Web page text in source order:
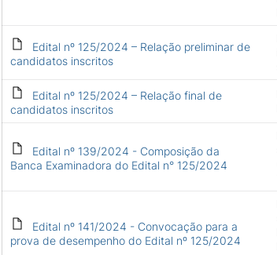
Edital nº 125/2024 – Relação preliminar de
candidatos inscritos
Edital nº 125/2024 – Relação final de
candidatos inscritos
Edital nº 139/2024 - Composição da
Banca Examinadora do Edital n° 125/2024
Edital nº 141/2024 - Convocação para a
prova de desempenho do Edital nº 125/2024